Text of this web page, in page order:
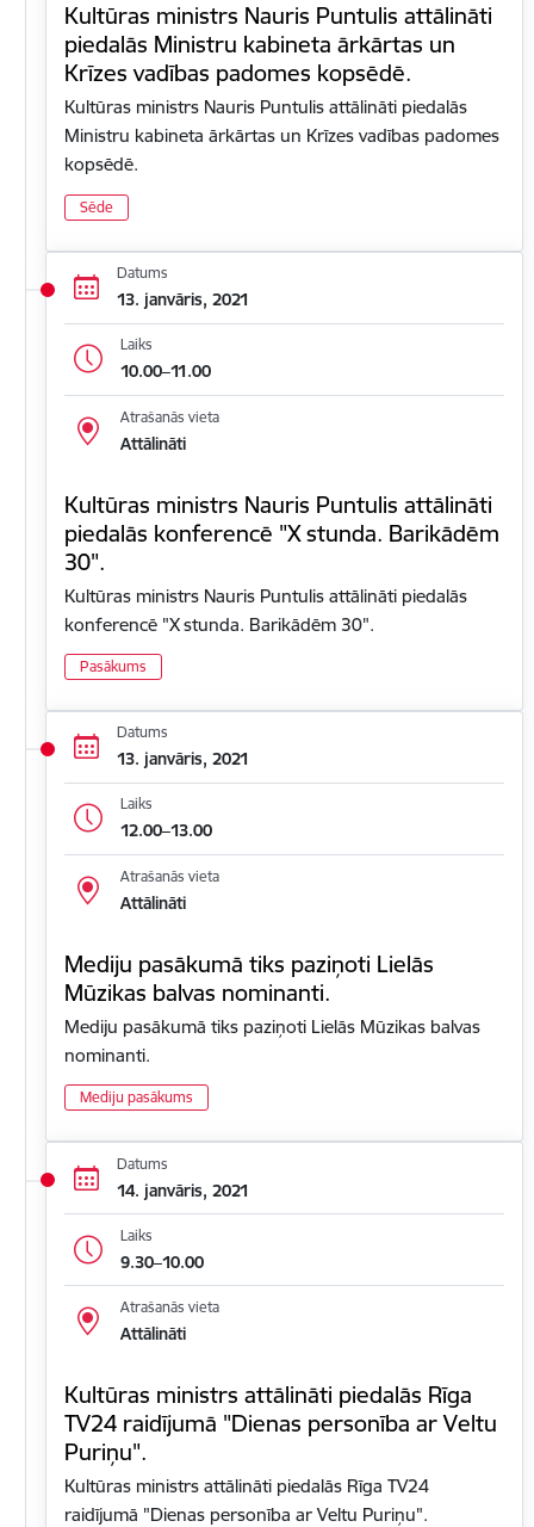
Kultūras ministrs Nauris Puntulis attālināti
piedalās Ministru kabineta ārkārtas un
Krīzes vadības padomes kopsēdē.
Kultūras ministrs Nauris Puntulis attālināti piedalās
Ministru kabineta ārkārtas un Krīzes vadības padomes
kopsēdē.
Sēde
Datums
13. janvāris, 2021
Laiks
10.00–11.00
Atrašanās vieta
Attālināti
Kultūras ministrs Nauris Puntulis attālināti
piedalās konferencē "X stunda. Barikādēm
30".
Kultūras ministrs Nauris Puntulis attālināti piedalās
konferencē "X stunda. Barikādēm 30".
Pasākums
Datums
13. janvāris, 2021
Laiks
12.00–13.00
Atrašanās vieta
Attālināti
Mediju pasākumā tiks paziņoti Lielās
Mūzikas balvas nominanti.
Mediju pasākumā tiks paziņoti Lielās Mūzikas balvas
nominanti.
Mediju pasākums
Datums
14. janvāris, 2021
Laiks
9.30–10.00
Atrašanās vieta
Attālināti
Kultūras ministrs attālināti piedalās Rīga
TV24 raidījumā "Dienas personība ar Veltu
Puriņu".
Kultūras ministrs attālināti piedalās Rīga TV24
raidījumā "Dienas personība ar Veltu Puriņu".